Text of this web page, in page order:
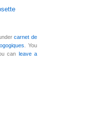
carnet de
. You
can leave a